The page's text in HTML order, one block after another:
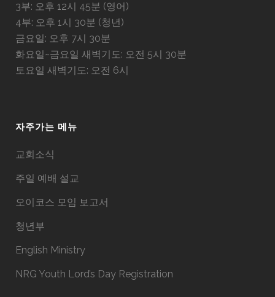
3부: 오후 12시 45분 (영어)
4부: 오후 1시 30분 (청년)
금요일: 오후 7시 30분
화요일~금요일 새벽기도: 오전 5시 30분
토요일 새벽기도: 오전 6시
자주가는 메뉴
교회소식
주일 예배 설교
오이코스 모임 보고서
청년부
English Ministry
NRG Youth Lord’s Day Registration